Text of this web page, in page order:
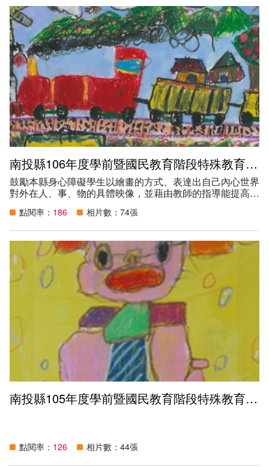
南投縣106年度學前暨國民教育階段特殊教育學生繪畫比賽得獎作品
鼓勵本縣身心障礙學生以繪畫的方式、表達出自己內心世界
對外在人、事、物的具體映像，並藉由教師的指導能提高學
驗。
創作主題：心中最美麗的風景（包含人、事、物、景皆
可）。
點閱率： 186 相片數：74張
南投縣105年度學前暨國民教育階段特殊教育學生繪畫比賽得獎作品
點閱率： 126 相片數：44張